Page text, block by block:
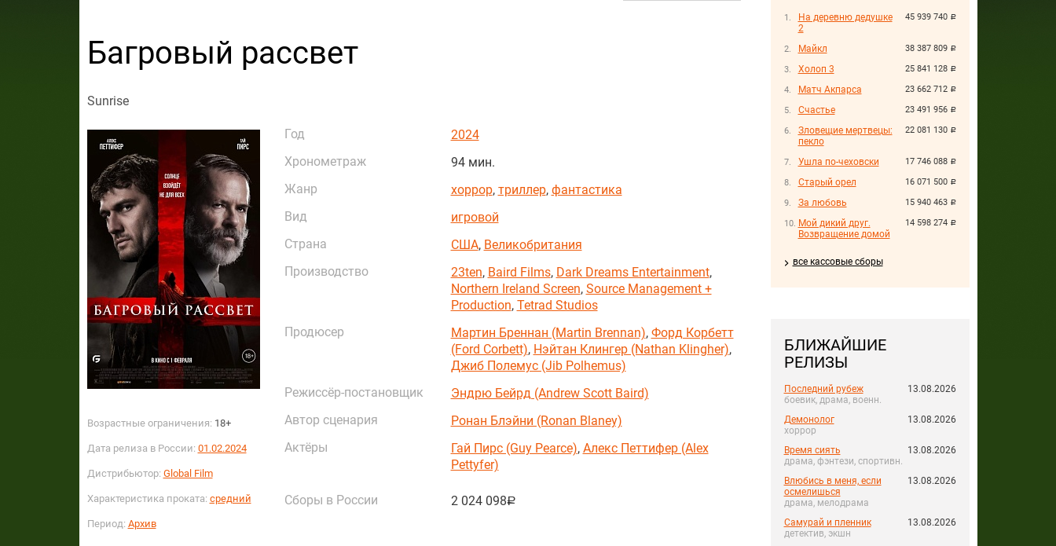
45 939 740 руб.
На деревню дедушке
2
38 387 809 руб.
Майкл
25 841 128 руб.
Холоп 3
23 662 712 руб.
Матч Акпарса
23 491 956 руб.
Счастье
22 081 130 руб.
Зловещие мертвецы:
пекло
17 746 088 руб.
Ушла по-чеховски
16 071 500 руб.
Старый орел
15 940 463 руб.
За любовь
14 598 274 руб.
Мой дикий друг.
Возвращение домой
все кассовые сборы
БЛИЖАЙШИЕ
РЕЛИЗЫ
Последний рубеж
боевик, драма, военн.
13.08.2026
Демонолог
хоррор
13.08.2026
Время сиять
драма, фэнтези, спортивн.
13.08.2026
Влюбись в меня, если
осмелишься
драма, мелодрама
13.08.2026
Самурай и пленник
детектив, экшн
13.08.2026
Багровый рассвет
Sunrise
Возрастные ограничения: 18+
Дата релиза в России: 01.02.2024
Дистрибьютор: Global Film
Характеристика проката: средний
Период: Архив
Год
2024
Хронометраж
94 мин.
Жанр
хоррор, триллер, фантастика
Вид
игровой
Страна
США, Великобритания
Производство
23ten, Baird Films, Dark Dreams Entertainment,
Northern Ireland Screen, Source Management +
Production, Tetrad Studios
Продюсер
Мартин Бреннан (Martin Brennan), Форд Корбетт
(Ford Corbett), Нэйтан Клингер (Nathan Klingher),
Джиб Полемус (Jib Polhemus)
Режиссёр-постановщик
Эндрю Бейрд (Andrew Scott Baird)
Автор сценария
Ронан Блэйни (Ronan Blaney)
Актёры
Гай Пирс (Guy Pearce), Алекс Петтифер (Alex
Pettyfer)
Сборы в России 2 024 098руб.